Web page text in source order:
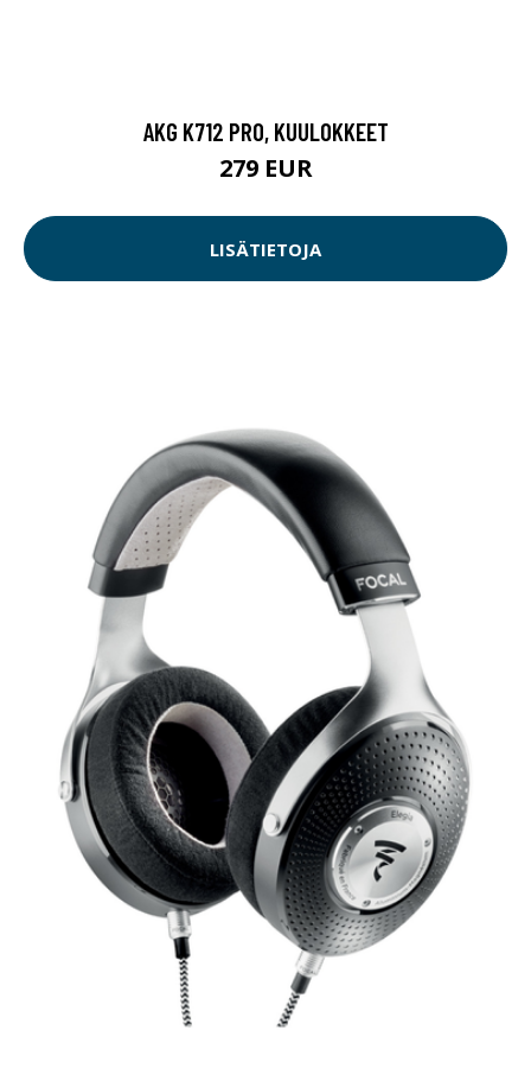
AKG K712 PRO, KUULOKKEET
279 EUR
LISÄTIETOJA